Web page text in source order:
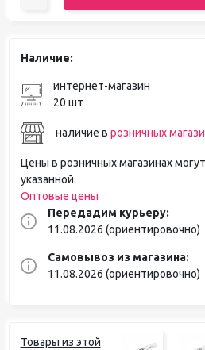
Наличие:
интернет-магазин
20 шт
наличие в розничных
Цены в розничных магазинах
указанной.
Оптовые цены
Передадим курьеру:
11.08.2026 (ориентировочно)
Самовывоз из магазина:
11.08.2026 (ориентировочно)
Товары из этой